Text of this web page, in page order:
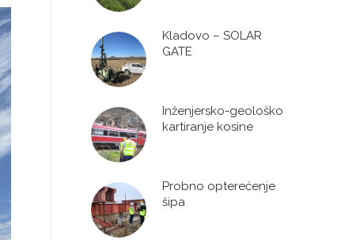
Kladovo – SOLAR
GATE
Inženjersko-geološko
kartiranje kosine
Probno opterećenje
šipa